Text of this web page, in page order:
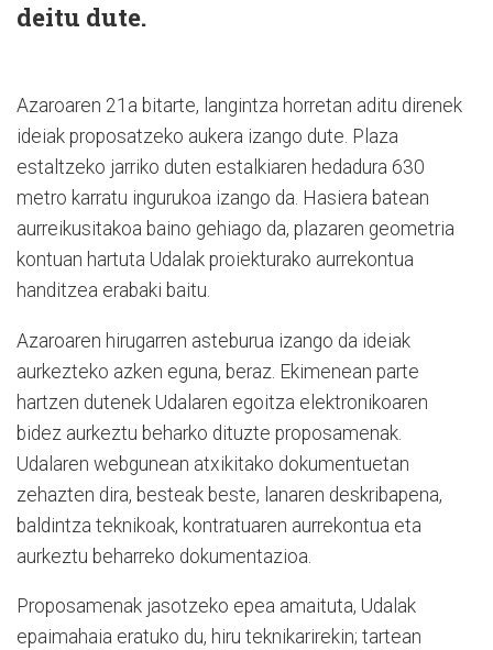
deitu dute.
Azaroaren 21a bitarte, langintza horretan aditu direnek
ideiak proposatzeko aukera izango dute. Plaza
estaltzeko jarriko duten estalkiaren hedadura 630
metro karratu ingurukoa izango da. Hasiera batean
aurreikusitakoa baino gehiago da, plazaren geometria
kontuan hartuta Udalak proiekturako aurrekontua
handitzea erabaki baitu.
Azaroaren hirugarren asteburua izango da ideiak
aurkezteko azken eguna, beraz. Ekimenean parte
hartzen dutenek Udalaren egoitza elektronikoaren
bidez aurkeztu beharko dituzte proposamenak.
Udalaren webgunean atxikitako dokumentuetan
zehazten dira, besteak beste, lanaren deskribapena,
baldintza teknikoak, kontratuaren aurrekontua eta
aurkeztu beharreko dokumentazioa.
Proposamenak jasotzeko epea amaituta, Udalak
epaimahaia eratuko du, hiru teknikarirekin; tartean